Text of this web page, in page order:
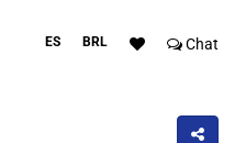
ES BRL Chat